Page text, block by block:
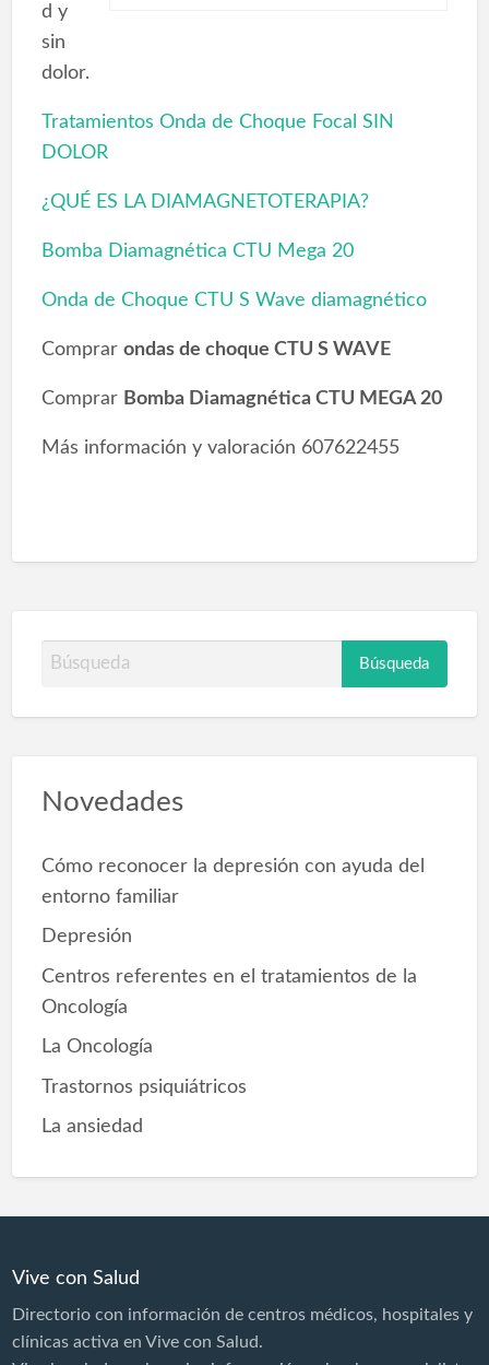
d y
sin
dolor.
Tratamientos Onda de Choque Focal SIN
DOLOR
¿QUÉ ES LA DIAMAGNETOTERAPIA?
Bomba Diamagnética CTU Mega 20
Onda de Choque CTU S Wave diamagnético
Comprar ondas de choque CTU S WAVE
Comprar Bomba Diamagnética CTU MEGA 20
Más información y valoración 607622455
B
s
r
o
r
Novedades
Cómo reconocer la depresión con ayuda del
entorno familiar
Depresión
Centros referentes en el tratamientos de la
Oncología
La Oncología
Trastornos psiquiátricos
La ansiedad
Vive con Salud
Directorio con información de centros médicos, hospitales y
clínicas activa en Vive con Salud.